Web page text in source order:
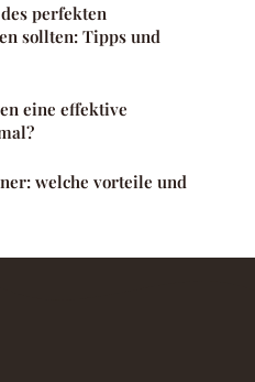
perfekten
sollten: Tipps und
eine effektive
welche vorteile und